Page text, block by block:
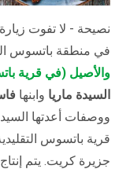
نصيحة - لا تفوت زيارة
في منطقة باتسوس
والأصيل (في قرية
السيدة ماريا وابنها
ووصفات أعدتها
قرية باتسوس
جزيرة كريت. يتم